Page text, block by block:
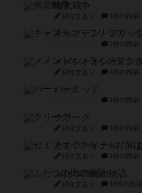
南北戦争
紹介文あり 1件の投稿
2件の投稿
紹介文あり 4件の投稿
パーミッド
1件の投稿
クリーグ
紹介文あり 1件の投稿
紹介文あり 1件の投稿
ふたつの街の物語
紹介文あり 18件の投稿